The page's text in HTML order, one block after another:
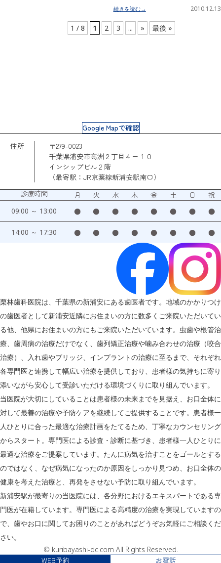
続きを読む→ 2010.12.13
1 / 8 1 2 3 ... » 最後 »
Google Mapで確認
住所
〒279-0023
千葉県浦安市高洲２丁目４ー１０
インシップビル２階
（最寄駅：JR京葉線新浦安駅南口）
診療時間
月 火 水 木 金 土 日 祝
09:00 ～ 13:00 ● ● ● ● ● ● ● ●
14:00 ～ 17:30 ● ● ● ● ● ● ● ●
栗林歯科医院は、千葉県の新浦安にある歯医者です。地域のかかりつけ
の歯医者として新浦安近隣にお住まいの方に数多くご来院いただいてい
る他、他県にお住まいの方にもご来院いただいています。虫歯や根管治
療、歯周病の治療だけでなく、歯列矯正治療や噛み合わせの治療（咬合
治療）、入れ歯やブリッジ、インプラントの治療に至るまで、それぞれ
各専門医と連携して幅広い治療を提供しており、患者様の気持ちに寄り
添いながら安心して受診いただける環境づくりに取り組んでいます。
当医院が大切にしていることは患者様の未来までを見据え、お口全体に
対して最善の治療や予防ケアを継続してご提供することです。患者様一
人ひとりに合った最適な治療計画をたてるため、丁寧なカウンセリング
からスタート。専門医による診査・診断に基づき、患者様一人ひとりに
最適な治療をご提案しています。たんに病気を治すことをゴールとする
のではなく、なぜ病気になったのか原因をしっかり見つめ、お口全体の
健康を考えた治療と、再発をさせない予防に取り組んでいます。
新浦安駅が最寄りの当医院には、各分野におけるエキスパートである専
門医が在籍しています。専門医による高精度の治療を実現していますの
で、歯やお口に関してお困りのことがあればどうぞお気軽にご相談くだ
さい。
© kuribayashi-dc.com All Rights Reserved.
WEB予約 お電話